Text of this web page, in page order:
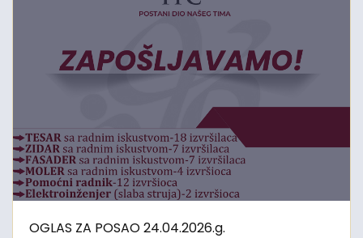
OGLAS ZA POSAO 24.04.2026.g.